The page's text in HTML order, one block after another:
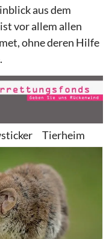
aus dem
vor allem allen
ohne deren Hilfe
Tierheim